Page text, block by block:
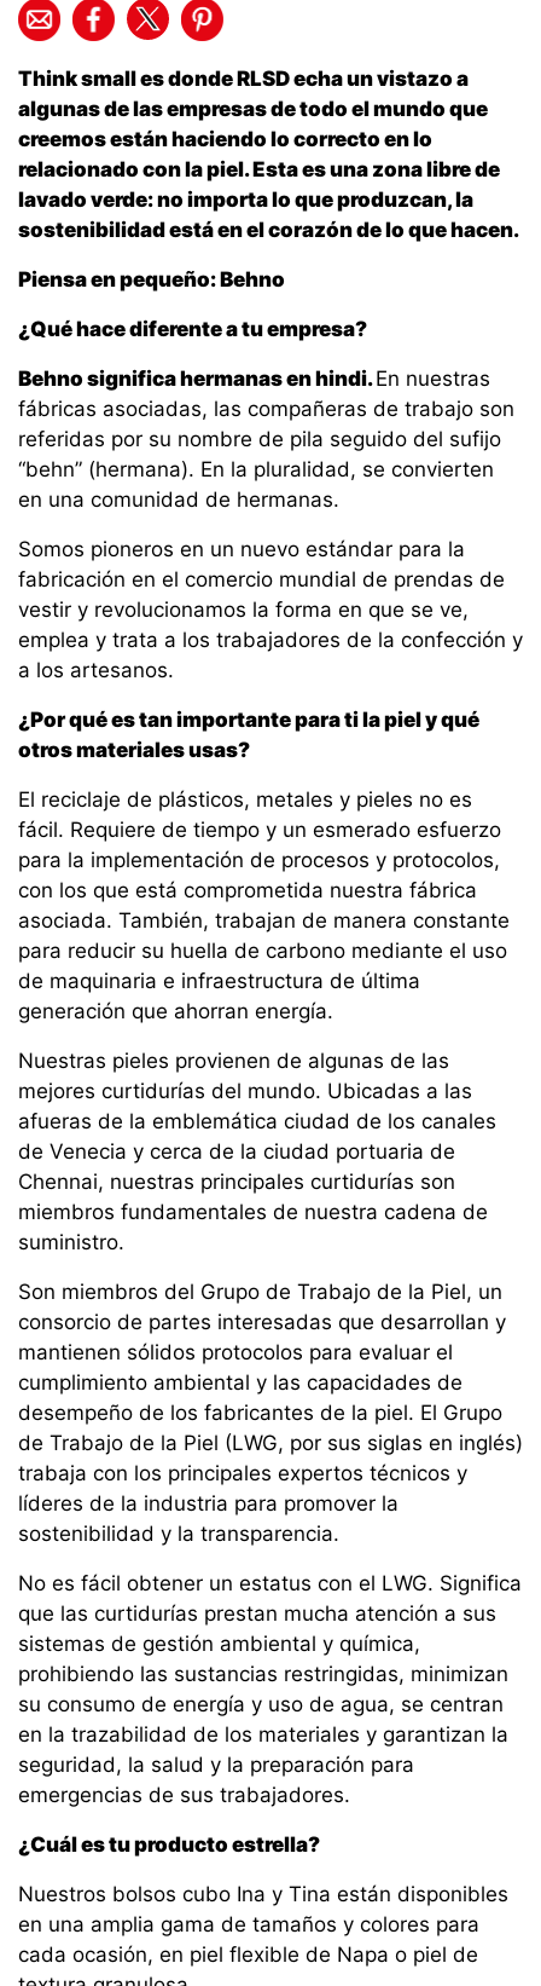
Think small es donde RLSD echa un vistazo a
algunas de las empresas de todo el mundo que
creemos están haciendo lo correcto en lo
relacionado con la piel. Esta es una zona libre de
lavado verde: no importa lo que produzcan, la
sostenibilidad está en el corazón de lo que hacen.
Piensa en pequeño: Behno
¿Qué hace diferente a tu empresa?
Behno significa hermanas en hindi.En nuestras
fábricas asociadas, las compañeras de trabajo son
referidas por su nombre de pila seguido del sufijo
“behn” (hermana). En la pluralidad, se convierten
en una comunidad de hermanas.
Somos pioneros en un nuevo estándar para la
fabricación en el comercio mundial de prendas de
vestir y revolucionamos la forma en que se ve,
emplea y trata a los trabajadores de la confección y
a los artesanos.
¿Por qué es tan importante para ti la piel y qué
otros materiales usas?
El reciclaje de plásticos, metales y pieles no es
fácil. Requiere de tiempo y un esmerado esfuerzo
para la implementación de procesos y protocolos,
con los que está comprometida nuestra fábrica
asociada. También, trabajan de manera constante
para reducir su huella de carbono mediante el uso
de maquinaria e infraestructura de última
generación que ahorran energía.
Nuestras pieles provienen de algunas de las
mejores curtidurías del mundo. Ubicadas a las
afueras de la emblemática ciudad de los canales
de Venecia y cerca de la ciudad portuaria de
Chennai, nuestras principales curtidurías son
miembros fundamentales de nuestra cadena de
suministro.
Son miembros del Grupo de Trabajo de la Piel, un
consorcio de partes interesadas que desarrollan y
mantienen sólidos protocolos para evaluar el
cumplimiento ambiental y las capacidades de
desempeño de los fabricantes de la piel. El Grupo
de Trabajo de la Piel (LWG, por sus siglas en inglés)
trabaja con los principales expertos técnicos y
líderes de la industria para promover la
sostenibilidad y la transparencia.
No es fácil obtener un estatus con el LWG. Significa
que las curtidurías prestan mucha atención a sus
sistemas de gestión ambiental y química,
prohibiendo las sustancias restringidas, minimizan
su consumo de energía y uso de agua, se centran
en la trazabilidad de los materiales y garantizan la
seguridad, la salud y la preparación para
emergencias de sus trabajadores.
¿Cuál es tu producto estrella?
Nuestros bolsos cubo Ina y Tina están disponibles
en una amplia gama de tamaños y colores para
cada ocasión, en piel flexible de Napa o piel de